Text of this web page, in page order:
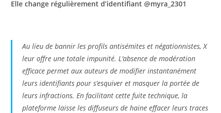
Elle change régulièrement d’identifiant @myra_2301
Au lieu de bannir les profils antisémites et négationnistes, X
leur offre une totale impunité. L’absence de modération
efficace permet aux auteurs de modifier instantanément
leurs identifiants pour s’esquiver et masquer la portée de
leurs infractions. En facilitant cette fuite technique, la
plateforme laisse les diffuseurs de haine effacer leurs traces